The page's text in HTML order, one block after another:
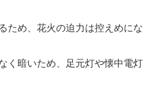
ため、花火の迫力は控えめにな
く暗いため、足元灯や懐中電灯